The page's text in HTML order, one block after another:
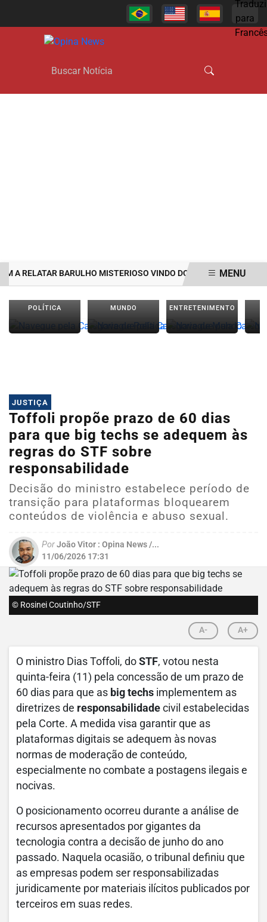
BARULHO MISTERIOSO VINDO DO MAR MULHER É
MENU
POLÍTICA MUNDO ENTRETENIMENTO
JUSTIÇA
Toffoli propõe prazo de 60 dias
para que big techs se adequem às
regras do STF sobre
responsabilidade
Decisão do ministro estabelece período de
transição para plataformas bloquearem
conteúdos de violência e abuso sexual.
PorJoão Vitor : Opina News /...
11/06/2026 17:31
© Rosinei Coutinho/STF
A- A+
O ministro Dias Toffoli, do STF, votou nesta
quinta-feira (11) pela concessão de um prazo de
60 dias para que as big techs implementem as
diretrizes de responsabilidade civil estabelecidas
pela Corte. A medida visa garantir que as
plataformas digitais se adequem às novas
normas de moderação de conteúdo,
especialmente no combate a postagens ilegais e
nocivas.
O posicionamento ocorreu durante a análise de
recursos apresentados por gigantes da
tecnologia contra a decisão de junho do ano
passado. Naquela ocasião, o tribunal definiu que
as empresas podem ser responsabilizadas
juridicamente por materiais ilícitos publicados por
terceiros em suas redes.